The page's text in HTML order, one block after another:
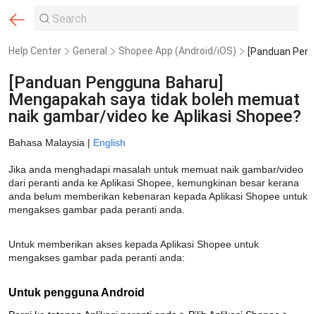
Help Center General Shopee App (Android/iOS)
[Panduan Pengguna Baharu]
Mengapakah saya tidak boleh memuat
naik gambar/video ke Aplikasi Shopee?
Bahasa Malaysia | English
Jika anda menghadapi masalah untuk memuat naik gambar/video
dari peranti anda ke Aplikasi Shopee, kemungkinan besar kerana
anda belum memberikan kebenaran kepada Aplikasi Shopee untuk
mengakses gambar pada peranti anda.
Untuk memberikan akses kepada Aplikasi Shopee untuk
mengakses gambar pada peranti anda:
Untuk pengguna Android